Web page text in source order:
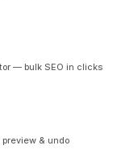
— bulk SEO in clicks
& undo